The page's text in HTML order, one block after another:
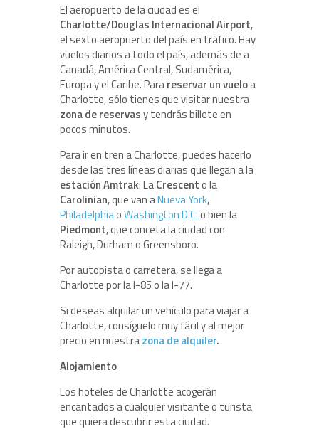
El aeropuerto de la ciudad es el
Charlotte/Douglas Internacional Airport,
el sexto aeropuerto del país en tráfico. Hay
vuelos diarios a todo el país, además de a
Canadá, América Central, Sudamérica,
Europa y el Caribe. Parareservar un vueloa
Charlotte, sólo tienes que visitar nuestra
zona de reservasy tendrás billete en
pocos minutos.
Para ir en tren a Charlotte, puedes hacerlo
desde las tres líneas diarias que llegan a la
estación Amtrak: LaCrescento la
Carolinian, que van aNueva York,
PhiladelphiaoWashington D.C.o bien la
Piedmont, que conceta la ciudad con
Raleigh, Durham o Greensboro.
Por autopista o carretera, se llega a
Charlotte por la I-85 o la I-77.
Si deseas alquilar un vehículo para viajar a
Charlotte, consíguelo muy fácil y al mejor
precio en nuestrazona de alquiler.
Alojamiento
Los hoteles de Charlotte acogerán
encantados a cualquier visitante o turista
que quiera descubrir esta ciudad.